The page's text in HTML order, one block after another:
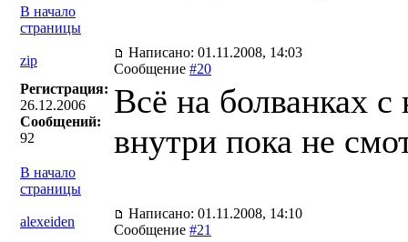
В начало
страницы
zip
Написано: 01.11.2008, 14:03
Сообщение #20
Регистрация:
26.12.2006
Сообщений:
92
Всё на болванках
внутри пока не
В начало
страницы
alexeiden
Написано: 01.11.2008, 14:10
Сообщение #21